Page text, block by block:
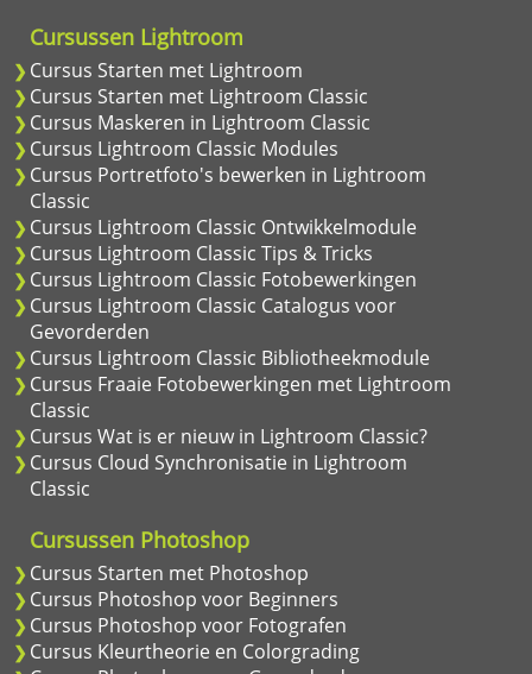
Cursussen Lightroom
Cursus Starten met Lightroom
Cursus Starten met Lightroom Classic
Cursus Maskeren in Lightroom Classic
Cursus Lightroom Classic Modules
Cursus Portretfoto's bewerken in Lightroom
Classic
Cursus Lightroom Classic Ontwikkelmodule
Cursus Lightroom Classic Tips & Tricks
Cursus Lightroom Classic Fotobewerkingen
Cursus Lightroom Classic Catalogus voor
Gevorderden
Cursus Lightroom Classic Bibliotheekmodule
Cursus Fraaie Fotobewerkingen met Lightroom
Classic
Cursus Wat is er nieuw in Lightroom Classic?
Cursus Cloud Synchronisatie in Lightroom
Classic
Cursussen Photoshop
Cursus Starten met Photoshop
Cursus Photoshop voor Beginners
Cursus Photoshop voor Fotografen
Cursus Kleurtheorie en Colorgrading